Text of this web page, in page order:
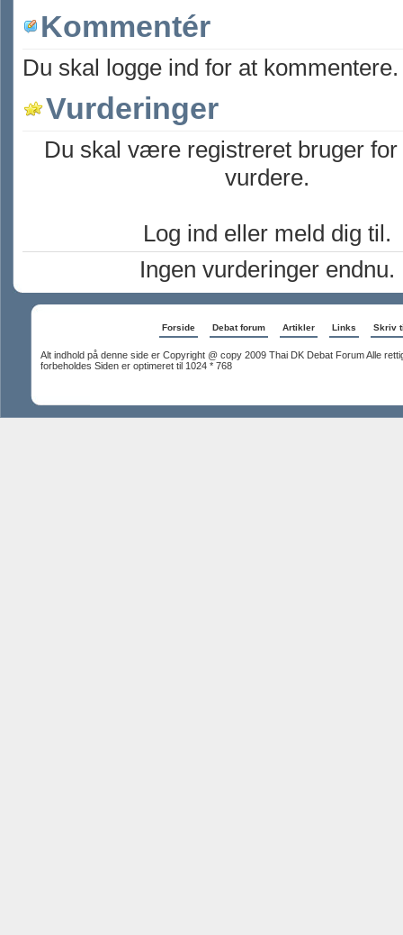
Kommentér
Du skal logge ind for at kommentere.
Vurderinger
Du skal være registreret bruger for
vurdere.
Log ind eller meld dig til.
Ingen vurderinger endnu.
Forside Debat forum Artikler Links Skriv
Alt indhold på denne side er Copyright @ copy 2009 Thai DK Debat Forum Alle
forbeholdes Siden er optimeret til 1024 * 768